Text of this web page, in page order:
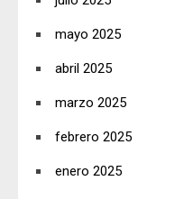
mayo 2025
abril 2025
marzo 2025
febrero 2025
enero 2025